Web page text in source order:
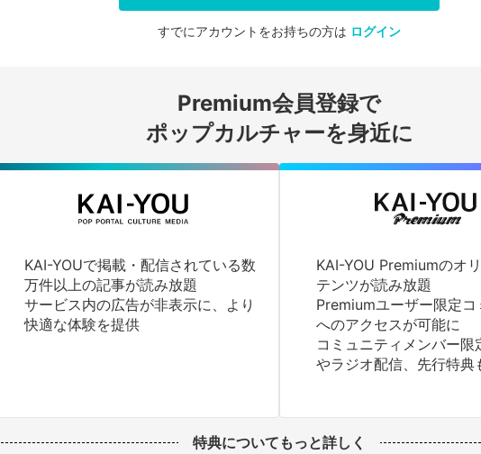
ログインする
すでにアカウントをお持ちの方は ログイン
Premium会員登録で
ポップカルチャーを身近に
KAI-YOUで掲載・配信されている数
万件以上の記事が読み放題
サービス内の広告が非表示に、より
快適な体験を提供
KAI-YOU Premiumのオ
テンツが読み放題
Premiumユーザー限定コ
へのアクセスが可能に
コミュニティメンバー限
やラジオ配信、先行特典
特典についてもっと詳しく